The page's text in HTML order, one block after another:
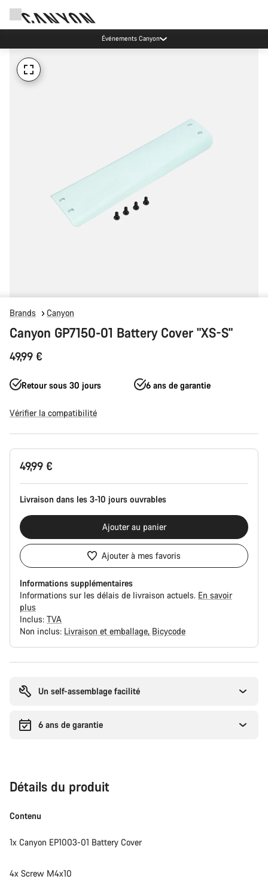
Événements Canyon
Brands Canyon
Canyon GP7150-01 Battery Cover "XS-S"
49,99 €
Retour sous 30 jours 6 ans de garantie
Vérifier la compatibilité
Configuration
49,99 €
Livraison dans les 3-10 jours ouvrables
Ajouter au panier
Ajouter à mes favoris
Informations supplémentaires
Informations sur les délais de livraison actuels. En savoir
plus
Inclus: TVA
Non inclus: Livraison et emballage Bicycode
Un self-assemblage facilité
6 ans de garantie
Détails du produit
Contenu
1x Canyon EP1003-01 Battery Cover
4x Screw M4x10